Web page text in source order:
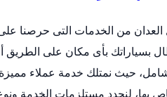
العدان من الخدمات التى حرصنا
بسياراتك بأى مكان على الطريق
بها، لنحدد مستلزمات الخدمة